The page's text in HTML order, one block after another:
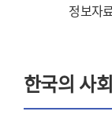
정보자
한국의 사